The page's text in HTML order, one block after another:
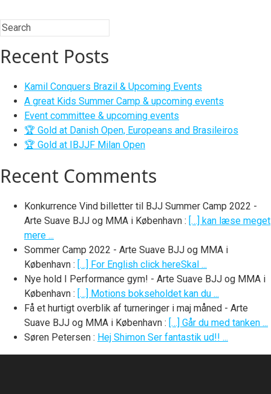
Recent Posts
Kamil Conquers Brazil & Upcoming Events
A great Kids Summer Camp & upcoming events
Event committee & upcoming events
🏆 Gold at Danish Open, Europeans and Brasileiros
🏆 Gold at IBJJF Milan Open
Recent Comments
Konkurrence Vind billetter til BJJ Summer Camp 2022 -
Arte Suave BJJ og MMA i København : […] kan læse meget
mere ...
Sommer Camp 2022 - Arte Suave BJJ og MMA i
København : […] For English click hereSkal ...
Nye hold I Performance gym! - Arte Suave BJJ og MMA i
København : […] Motions bokseholdet kan du ...
Få et hurtigt overblik af turneringer i maj måned - Arte
Suave BJJ og MMA i København : […] Går du med tanken ...
Søren Petersen : Hej Shimon Ser fantastik ud!! ...